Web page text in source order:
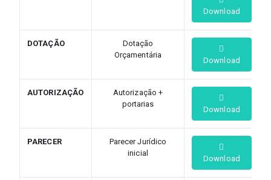
Download
DOTAÇÃO
Dotação
Orçamentária
Download
AUTORIZAÇÃO
Autorização +
portarias
Download
PARECER
Parecer Jurídico
inicial
Download